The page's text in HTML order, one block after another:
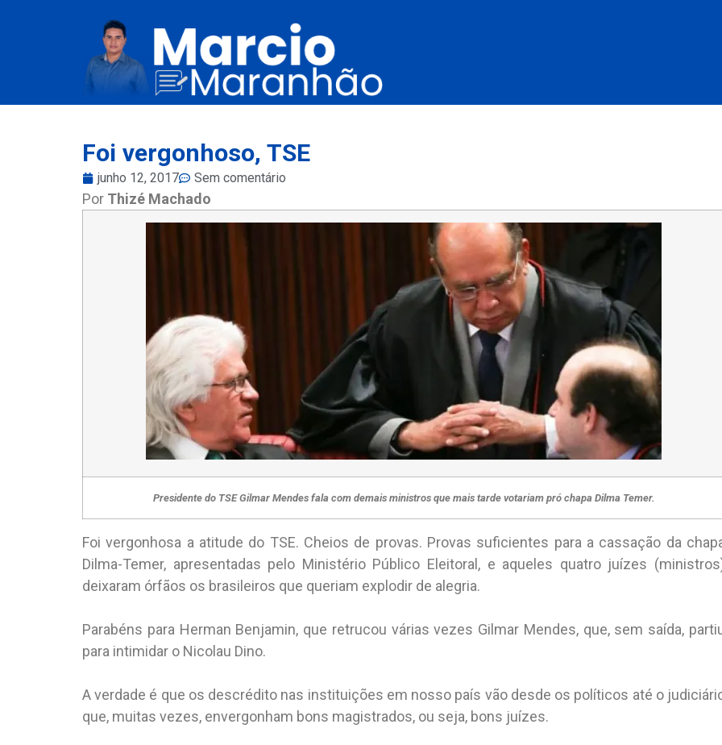
Foi vergonhoso, TSE
junho 12, 2017 Sem comentário
Por Thizé Machado
Presidente do TSE Gilmar Mendes fala com demais ministros que mais tarde votariam pró chapa Dilma Temer.
Foi vergonhosa a atitude do TSE. Cheios de provas. Provas suficientes para a cassação da
Dilma-Temer, apresentadas pelo Ministério Público Eleitoral, e aqueles quatro juízes
deixaram órfãos os brasileiros que queriam explodir de alegria.
Parabéns para Herman Benjamin, que retrucou várias vezes Gilmar Mendes, que, sem saída,
para intimidar o Nicolau Dino.
A verdade é que os descrédito nas instituições em nosso país vão desde os políticos até o
que, muitas vezes, envergonham bons magistrados, ou seja, bons juízes.